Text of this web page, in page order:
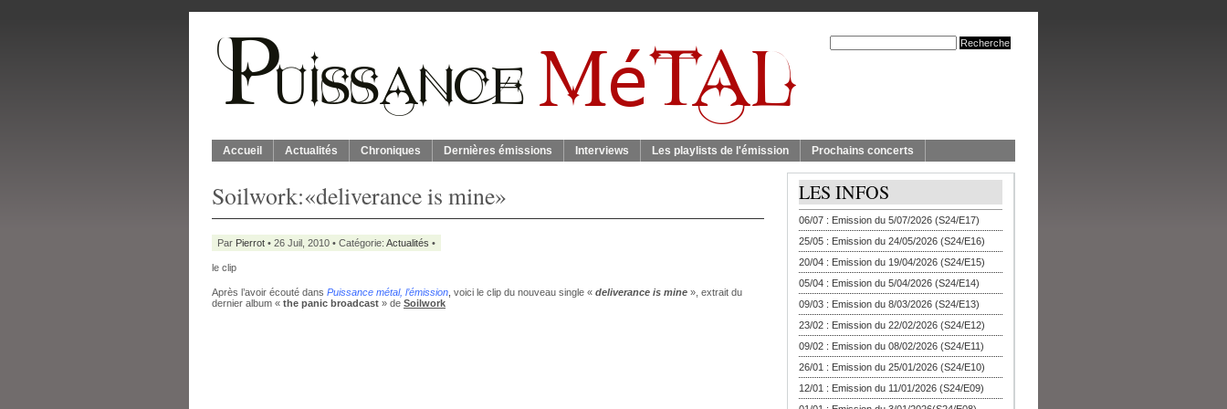
Accueil Actualités Chroniques Dernières émissions Interviews Les playlists de l'émission Prochains concerts
Soilwork:«deliverance is mine»
Par Pierrot • 26 Juil, 2010 • Catégorie: Actualités •
le clip
Après l’avoir écouté dans Puissance métal, l’émission voici le clip du nouveau single « deliverance is mine », extrait du
dernier album « the panic broadcast » de Soilwork
LES INFOS
06/07 : Emission du 5/07/2026 (S24/E17)
25/05 : Emission du 24/05/2026 (S24/E16)
20/04 : Emission du 19/04/2026 (S24/E15)
05/04 : Emission du 5/04/2026 (S24/E14)
09/03 : Emission du 8/03/2026 (S24/E13)
23/02 : Emission du 22/02/2026 (S24/E12)
09/02 : Emission du 08/02/2026 (S24/E11)
26/01 : Emission du 25/01/2026 (S24/E10)
12/01 : Emission du 11/01/2026 (S24/E09)